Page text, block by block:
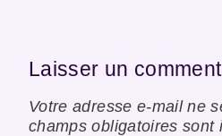
Laisser un
Votre adresse e-mail ne
champs obligatoires sont